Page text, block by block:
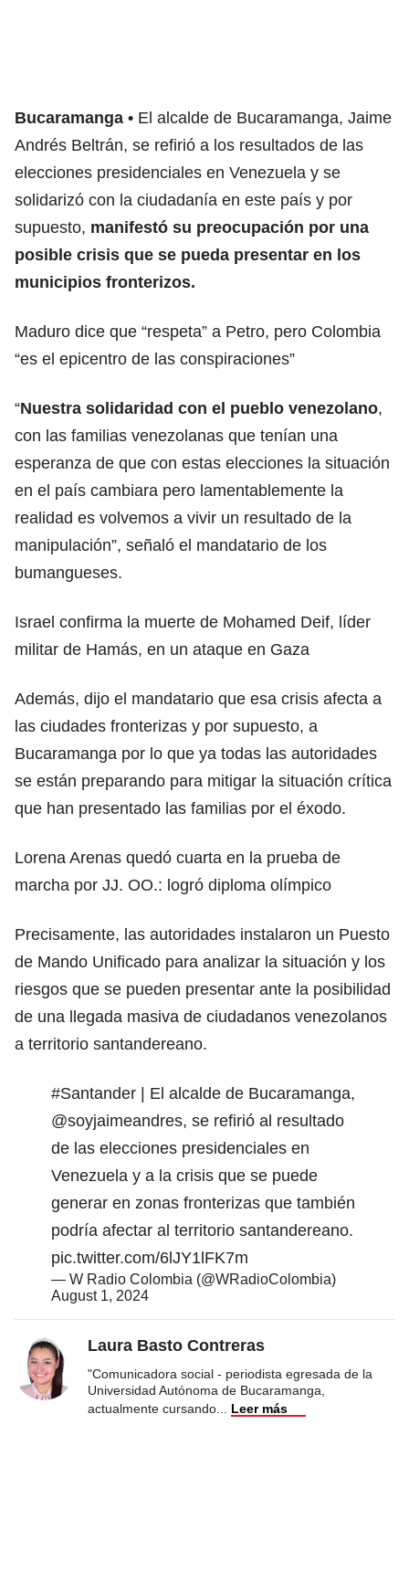
Bucaramanga
El alcalde de Bucaramanga, Jaime
Andrés Beltrán, se refirió a los resultados de las
elecciones presidenciales en Venezuela y se
solidarizó con la ciudadanía en este país y por
supuesto, manifestó su preocupación por una
posible crisis que se pueda presentar en los
municipios fronterizos.
Maduro dice que “respeta” a Petro, pero Colombia
“es el epicentro de las conspiraciones”
“Nuestra solidaridad con el pueblo venezolano,
con las familias venezolanas que tenían una
esperanza de que con estas elecciones la situación
en el país cambiara pero lamentablemente la
realidad es volvemos a vivir un resultado de la
manipulación”, señaló el mandatario de los
bumangueses.
Israel confirma la muerte de Mohamed Deif, líder
militar de Hamás, en un ataque en Gaza
Además, dijo el mandatario que esa crisis afecta a
las ciudades fronterizas y por supuesto, a
Bucaramanga por lo que ya todas las autoridades
se están preparando para mitigar la situación crítica
que han presentado las familias por el éxodo.
Lorena Arenas quedó cuarta en la prueba de
marcha por JJ. OO.: logró diploma olímpico
Precisamente, las autoridades instalaron un Puesto
de Mando Unificado para analizar la situación y los
riesgos que se pueden presentar ante la posibilidad
de una llegada masiva de ciudadanos venezolanos
a territorio santandereano.
#Santander | El alcalde de Bucaramanga,
@soyjaimeandres, se refirió al resultado
de las elecciones presidenciales en
Venezuela y a la crisis que se puede
generar en zonas fronterizas que también
podría afectar al territorio santandereano.
pic.twitter.com/6lJY1lFK7m
— W Radio Colombia (@WRadioColombia)
August 1, 2024
Laura Basto Contreras
"Comunicadora social - periodista egresada de la
Universidad Autónoma de Bucaramanga,
actualmente cursando
Leer más